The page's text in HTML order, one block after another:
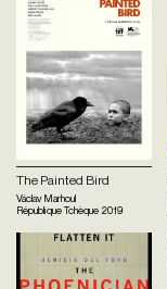
The Painted Bird
Václav Marhoul
République Tchèque 2019